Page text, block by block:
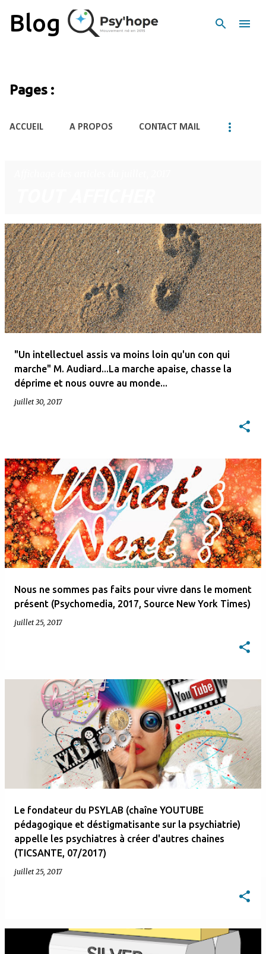
Accéder au contenu principal
Blog
Pages :
ACCUEIL A PROPOS CONTACT MAIL
A
r
t
c
"Un intellectuel assis va moins loin qu'un con qui
marche" M. Audiard...La marche apaise, chasse la
déprime et nous ouvre au monde...
juillet 30, 2017
Nous ne sommes pas faits pour vivre dans le moment
présent (Psychomedia, 2017, Source New York Times)
juillet 25, 2017
Le fondateur du PSYLAB (chaîne YOUTUBE
pédagogique et déstigmatisante sur la psychiatrie)
appelle les psychiatres à créer d'autres chaines
(TICSANTE, 07/2017)
juillet 25, 2017